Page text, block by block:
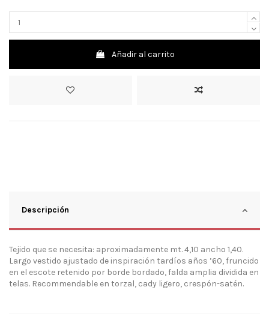
Añadir al carrito
Descripción
Tejido que se necesita: aproximadamente mt. 4,10 ancho 1,40.
Largo vestido ajustado de inspiración tardíos años ’60, fruncido
en el escote retenido por borde bordado, falda amplia dividida en
telas. Recommendable en torzal, cady ligero, crespón-satén.